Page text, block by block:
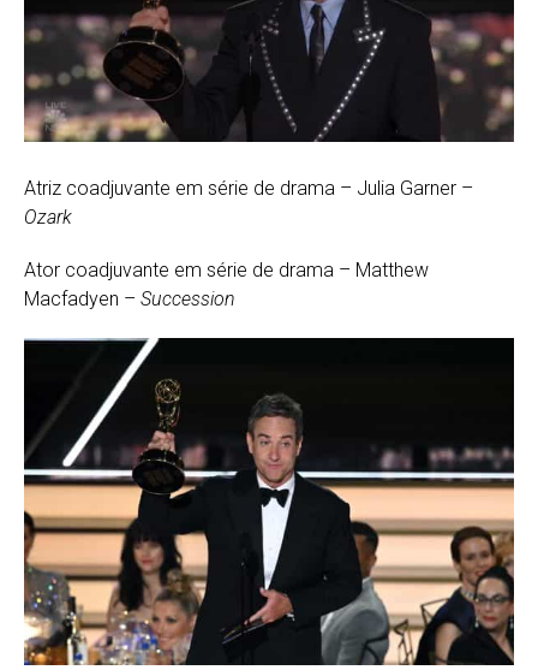
Atriz coadjuvante em série de drama – Julia Garner –
Ozark
Ator coadjuvante em série de drama – Matthew
Macfadyen – Succession